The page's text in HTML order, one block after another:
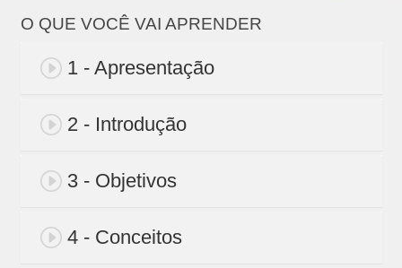
O QUE VOCÊ VAI APRENDER
1 - Apresentação
2 - Introdução
3 - Objetivos
4 - Conceitos